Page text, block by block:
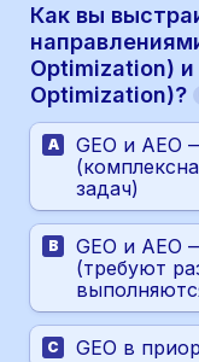
Как вы
Optimization) и
Optimization)?
A
GEO и AEO
задач)
B
GEO и AEO
(требуют
C GEO в